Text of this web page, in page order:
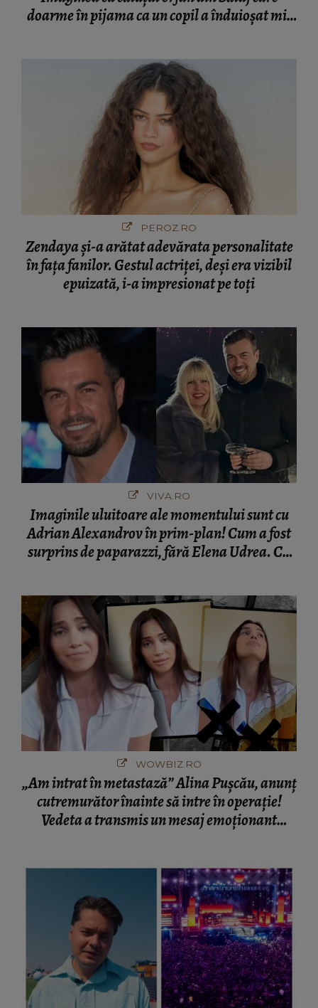
doarme în pijama ca un copil a înduioșat mii
PEROZ.RO
Zendaya și-a arătat adevărata personalitate
în fața fanilor. Gestul actriței, deși era vizibil
epuizată, i-a impresionat pe toți
VIVA.RO
Imaginile uluitoare ale momentului sunt cu
Adrian Alexandrov în prim-plan! Cum a fost
surprins de paparazzi, fără Elena Udrea. Cu
WOWBIZ.RO
„Am intrat în metastază” Alina Pușcău, anunț
cutremurător înainte să intre în operație!
Vedeta a transmis un mesaj emoționant